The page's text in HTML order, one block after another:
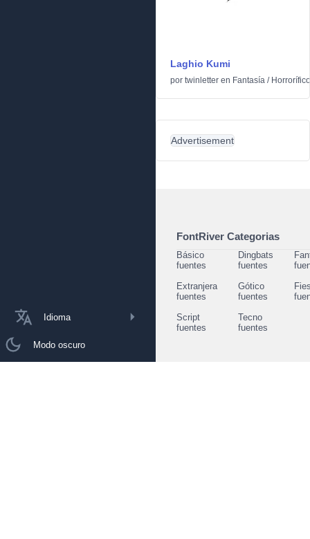
Idioma
Modo oscuro
Laghio Kumi
por twinletter en Fantasía /
Advertisement
FontRiver Categorias
Básico
fuentes
Dingbats
fuentes
Extranjera
fuentes
Gótico
fuentes
Script
fuentes
Tecno
fuentes